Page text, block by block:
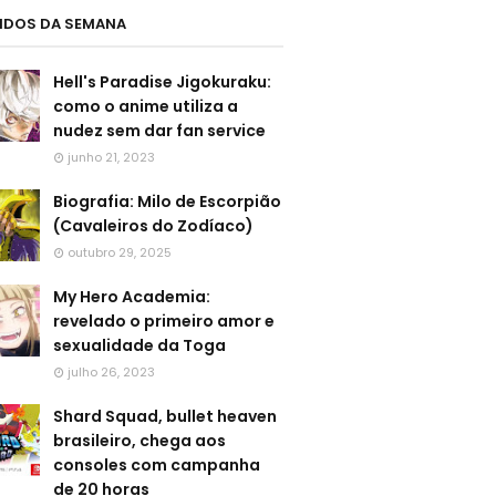
DA SEMANA
Hell's Paradise Jigokuraku:
como o anime utiliza a
nudez sem dar fan service
junho 21, 2023
Biografia: Milo de Escorpião
(Cavaleiros do Zodíaco)
outubro 29, 2025
My Hero Academia:
revelado o primeiro amor e
sexualidade da Toga
julho 26, 2023
Shard Squad, bullet heaven
brasileiro, chega aos
consoles com campanha
de 20 horas